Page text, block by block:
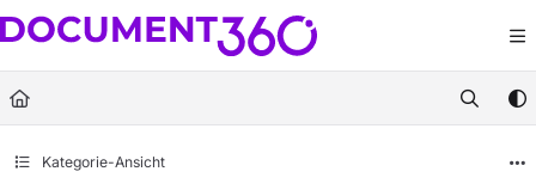
Documentation Index
Fetch the complete documentation index at:https://docs.document360.com/
Use this file to discover all available pages before exploring further.
Kategorie-Ansicht